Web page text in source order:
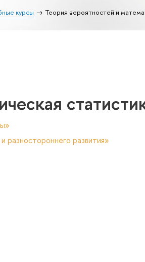
курсы Теория вероятностей и
разностороннего развития»